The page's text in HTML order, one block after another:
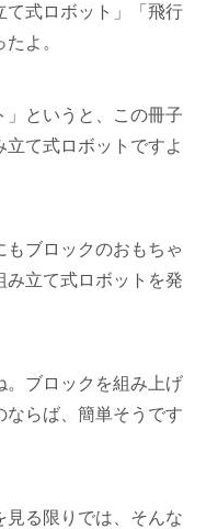
て式ロボット」「飛行
よ。
」というと、この冊子
て式ロボットですよ
もブロックのおもちゃ
み立て式ロボットを発
。ブロックを組み上げ
ならば、簡単そうです
見る限りでは、そんな